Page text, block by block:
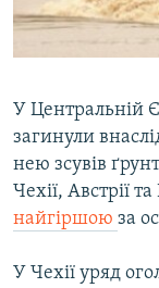
СВІДЧЕННЯ
УКРАЇНСЬКА
Qırımtatar
Усі сайти
У Центральній
загинули
нею зсувів
Чехії, Австрії
найгіршою за
У Чехії уряд